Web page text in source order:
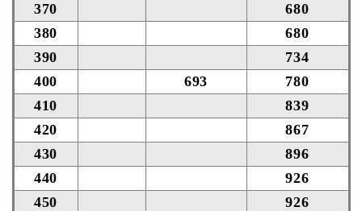
370
680
380
680
390
734
400
693
780
410
839
420
867
430
896
440
926
450
926